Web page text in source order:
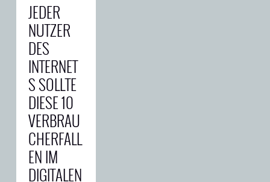
Ansprechpartner
und→
JEDER
NUTZER
DES
INTERNET
S SOLLTE
DIESE 10
VERBRAU
CHERFALL
EN IM
DIGITALEN